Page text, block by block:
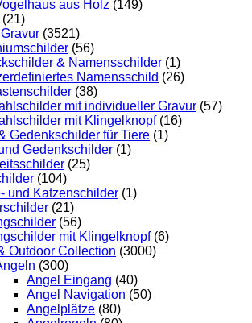
aus Holz (149)
(21)
(3521)
(56)
& Namensschilder (1)
Namensschild (26)
(38)
mit individueller Gravur (57)
mit Klingelknopf (16)
Gedenkschilder für Tiere (1)
Gedenkschilder (1)
(25)
(104)
und Katzenschilder (1)
(21)
(56)
mit Klingelknopf (6)
Outdoor Collection (3000)
(300)
Angel Eingang (40)
Angel Navigation (50)
Angelplätze (80)